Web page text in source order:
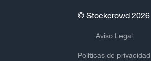
© Stockcrowd 2026
Aviso Legal
Políticas de privacidad